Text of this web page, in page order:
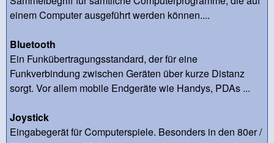
einem Computer ausgeführt werden können....
Bluetooth
Ein Funkübertragungsstandard, der für eine
Funkverbindung zwischen Geräten über kurze Distanz
sorgt. Vor allem mobile Endgeräte wie Handys, PDAs ...
Joystick
Eingabegerät für Computerspiele. Besonders in den 80er /